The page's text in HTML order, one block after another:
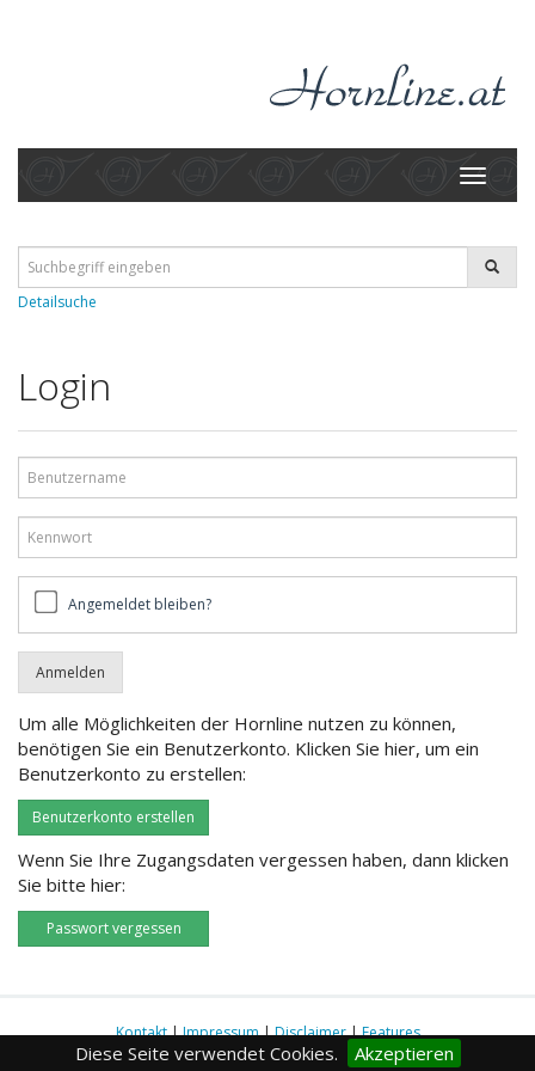
Diese Seite verwendet Cookies. Akzeptieren
Toggle
Detailsuche
Login
bleiben?Angemeldet bleiben?
Um alle Möglichkeiten der Hornline nutzen zu können,
benötigen Sie ein Benutzerkonto. Klicken Sie hier, um ein
Benutzerkonto zu erstellen:
Benutzerkonto erstellen
Wenn Sie Ihre Zugangsdaten vergessen haben, dann klicken
Sie bitte hier:
Passwort vergessen
Kontakt|Impressum|Disclaimer|Features